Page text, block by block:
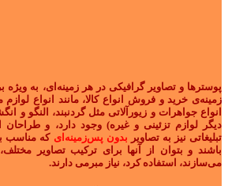
پوسترها و تصاویر گرافیکی در هر زمینه‌ای، به ویژه
زمینه‌ی خرید و فروش انواع کالا، مانند انواع لوازم
انواع جواهرات و زیورآلاتی مثل گردنبند، النگو و
دیگر لوازم تزئینی و غیره) وجود دارد، و طراحان
تبلیغاتی نیز به تصاویر بدون پس‌زمینه‌ای که مناسب
باشند و بتوان از آنها برای ترکیب تصاویر
می‌سازند، استفاده کرد، نیاز مبرمی دارند.